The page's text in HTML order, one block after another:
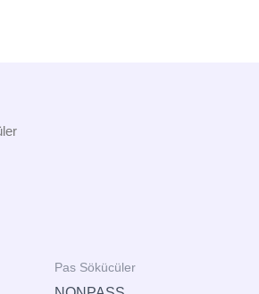
Pas Sökücüler